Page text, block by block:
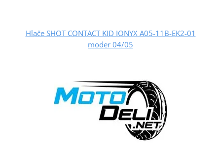
Hlače SHOT CONTACT KID IONYX A05-11B-EK2-01
moder 04/05